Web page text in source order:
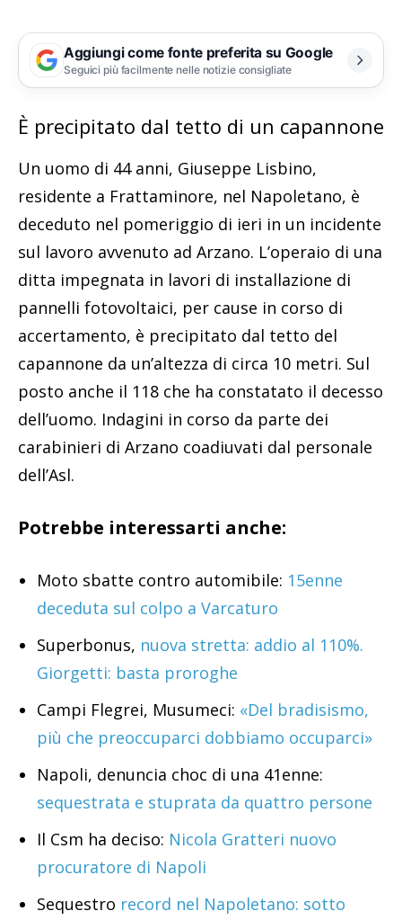
Aggiungi come fonte preferita su Google
Seguici più facilmente nelle notizie consigliate
È precipitato dal tetto di un capannone
Un uomo di 44 anni, Giuseppe Lisbino,
residente a Frattaminore, nel Napoletano, è
deceduto nel pomeriggio di ieri in un incidente
sul lavoro avvenuto ad Arzano. L’operaio di una
ditta impegnata in lavori di installazione di
pannelli fotovoltaici, per cause in corso di
accertamento, è precipitato dal tetto del
capannone da un’altezza di circa 10 metri. Sul
posto anche il 118 che ha constatato il decesso
dell’uomo. Indagini in corso da parte dei
carabinieri di Arzano coadiuvati dal personale
dell’Asl.
Potrebbe interessarti anche:
Moto sbatte contro automibile: 15enne
deceduta sul colpo a Varcaturo
Superbonus, nuova stretta: addio al 110%.
Giorgetti: basta proroghe
Campi Flegrei, Musumeci: «Del bradisismo,
più che preoccuparci dobbiamo occuparci»
Napoli, denuncia choc di una 41enne:
sequestrata e stuprata da quattro persone
Il Csm ha deciso: Nicola Gratteri nuovo
procuratore di Napoli
Sequestro record nel Napoletano: sotto